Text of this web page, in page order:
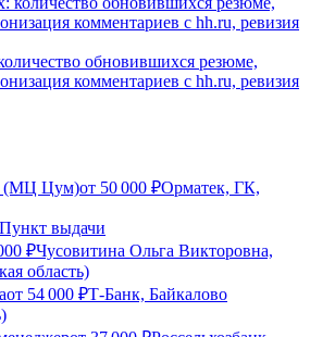
обновившихся резюме,
комментариев с hh.ru, ревизия
(МЦ Цум)от 50 000 ₽Орматек, ГК,
выдачи
₽Чусовитина Ольга Викторовна,
область)
от 54 000 ₽Т-Банк, Байкалово